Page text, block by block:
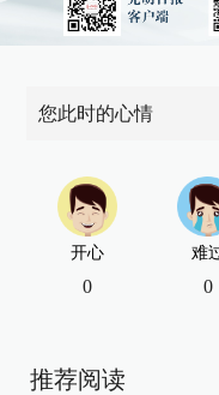
您此时的心情
开心
0
难
0
推荐阅读